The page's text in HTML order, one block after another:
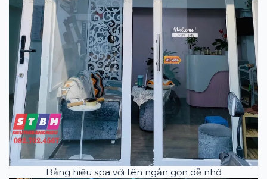
Bảng hiệu spa với tên ngắn gọn dễ nhớ